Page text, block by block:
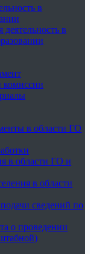
в
в
комиссии
в области ГО
в области ГО и
в области
сведений по
о проведении